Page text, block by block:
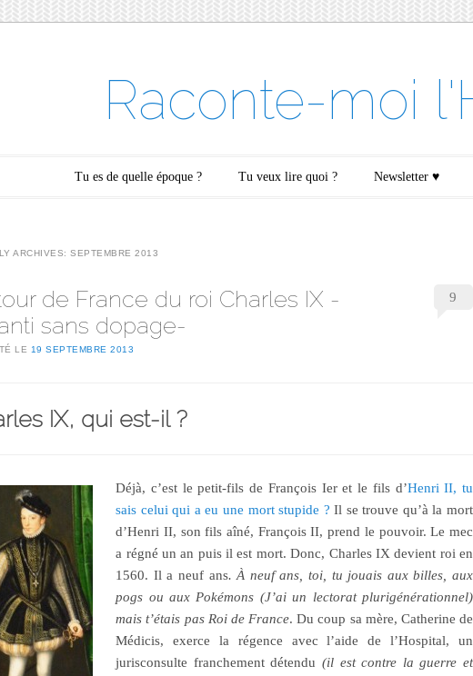
Raconte-moi
menuTu es de quelle époque ? Tu veux lire quoi ? Newsletter ♥
ARCHIVES: SEPTEMBRE 2013
de France du roi Charles IX -
sans dopage-
LE 19 SEPTEMBRE 2013
9
IX, qui est-il ?
Déjà, c’est le petit-fils de François Ier et le fils d’Henri II, tu
sais celui qui a eu une mort stupide ? Il se trouve qu’à la mort
d’Henri II, son fils aîné, François II, prend le pouvoir. Le mec
a régné un an puis il est mort. Donc, Charles IX devient roi en
1560. Il a neuf ans. À neuf ans, toi, tu jouais aux billes, aux
pogs ou aux Pokémons (J’ai un lectorat plurigénérationnel)
mais t’étais pas Roi de France. Du coup sa mère, Catherine de
Médicis, exerce la régence avec l’aide de l’Hospital, un
jurisconsulte franchement détendu(il est contre la guerre et